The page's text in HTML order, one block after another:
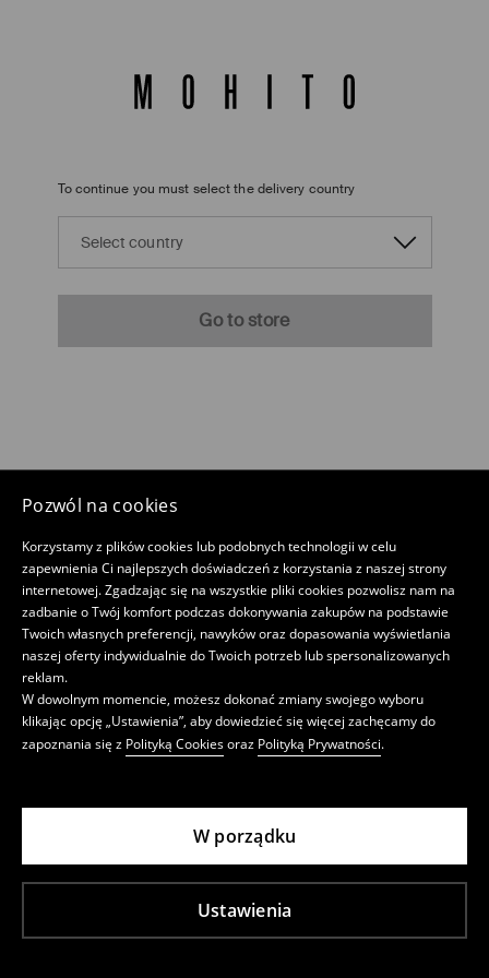
Pozwól na cookies
Korzystamy z plików cookies lub podobnych technologii w celu
zapewnienia Ci najlepszych doświadczeń z korzystania z naszej strony
internetowej. Zgadzając się na wszystkie pliki cookies pozwolisz nam na
zadbanie o Twój komfort podczas dokonywania zakupów na podstawie
Twoich własnych preferencji, nawyków oraz dopasowania wyświetlania
naszej oferty indywidualnie do Twoich potrzeb lub spersonalizowanych
reklam.
W dowolnym momencie, możesz dokonać zmiany swojego wyboru
klikając opcję „Ustawienia”, aby dowiedzieć się więcej zachęcamy do
zapoznania się z Polityką Cookiesoraz Polityką Prywatności.
Ustawienia
W porządku
To continue you must select the delivery country
Select country
Go to store